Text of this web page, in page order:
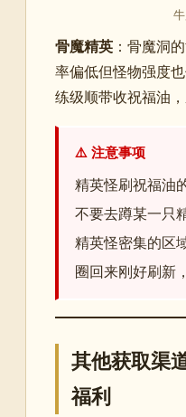
骨魔精英 ：骨魔洞
率偏低但怪物强度
练级顺带收祝福油
⚠️ 注意事项
精英怪刷祝福油
不要去蹲某一只
精英怪密集的区
圈回来刚好刷新
其他获取渠
福利